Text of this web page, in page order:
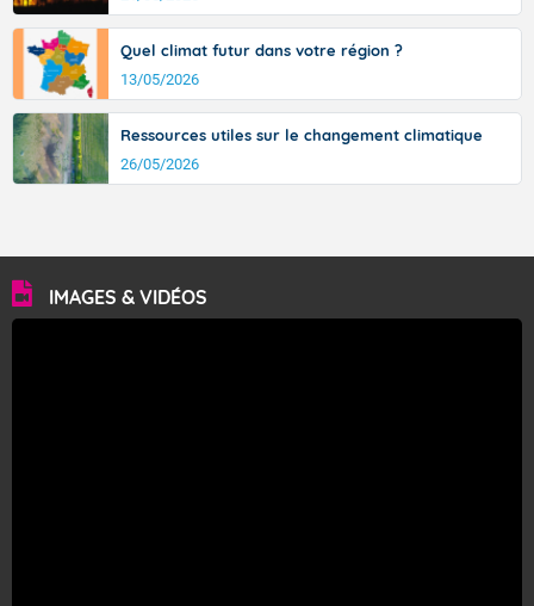
Quel climat futur dans votre région ?
13/05/2026
Ressources utiles sur le changement climatique
26/05/2026
IMAGES & VIDÉOS